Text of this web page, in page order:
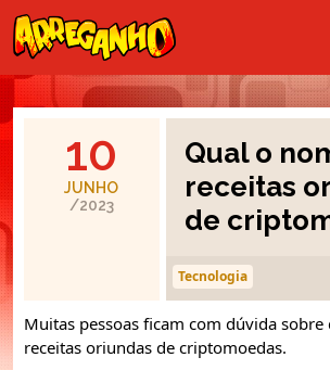
10
JUNHO
/2023
Qual o
receitas
de
Tecnologia
Muitas pessoas ficam com dúvida
receitas oriundas de criptomoedas.